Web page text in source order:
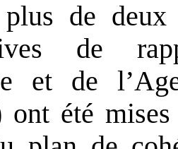
de deux
de
et de
ont été